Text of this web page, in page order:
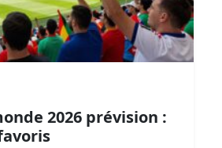
2026 prévision :